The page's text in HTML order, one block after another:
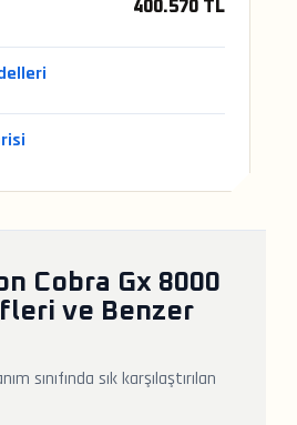
400.570 TL
Cobra Gx 8000
ve Benzer
sınıfında sık karşılaştırılan